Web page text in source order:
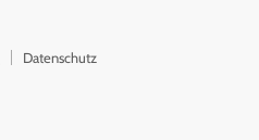
Datenschutz